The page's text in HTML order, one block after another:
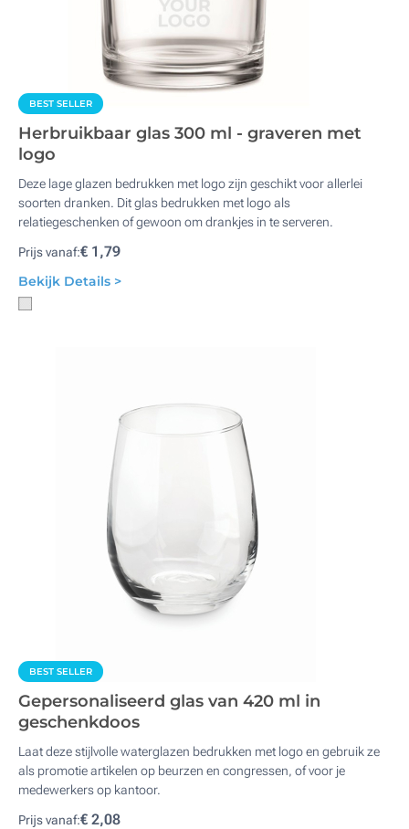
BEST SELLER
Herbruikbaar glas 300 ml - graveren met
logo
Deze lage glazen bedrukken met logo zijn geschikt voor allerlei
soorten dranken. Dit glas bedrukken met logo als
relatiegeschenken of gewoon om drankjes in te serveren.
Prijs vanaf:€ 1,79
Bekijk Details >
BEST SELLER
Gepersonaliseerd glas van 420 ml in
geschenkdoos
Laat deze stijlvolle waterglazen bedrukken met logo en gebruik ze
als promotie artikelen op beurzen en congressen, of voor je
medewerkers op kantoor.
Prijs vanaf:€ 2,08